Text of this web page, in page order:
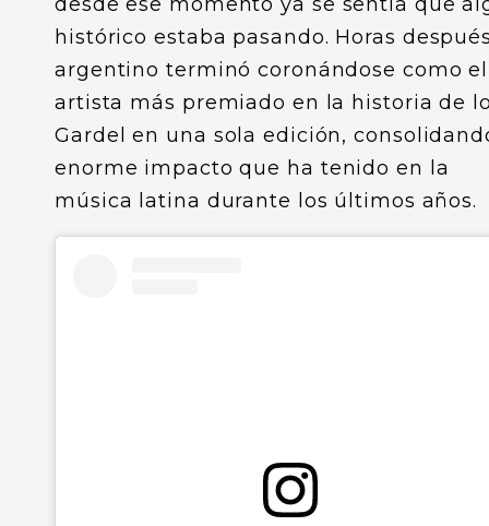
histórico estaba pasando. Horas
argentino terminó coronándose como el
artista más premiado en la historia de
Gardel en una sola edición,
enorme impacto que ha tenido en la
música latina durante los últimos años.